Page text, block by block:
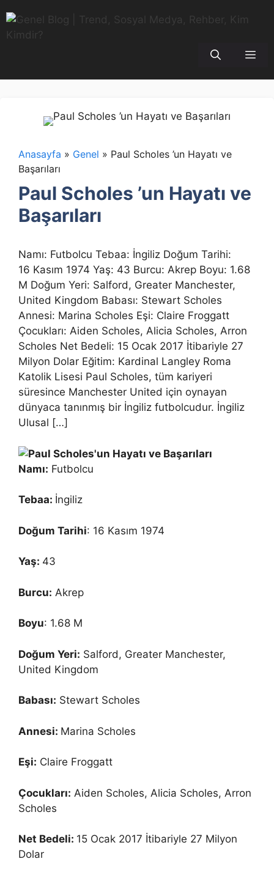
atla
Anasayfa » Genel » Paul Scholes ’un Hayatı ve
Başarıları
Paul Scholes ’un Hayatı ve
Başarıları
Namı: Futbolcu Tebaa: İngiliz Doğum Tarihi:
16 Kasım 1974 Yaş: 43 Burcu: Akrep Boyu: 1.68
M Doğum Yeri: Salford, Greater Manchester,
United Kingdom Babası: Stewart Scholes
Annesi: Marina Scholes Eşi: Claire Froggatt
Çocukları: Aiden Scholes, Alicia Scholes, Arron
Scholes Net Bedeli: 15 Ocak 2017 İtibariyle 27
Milyon Dolar Eğitim: Kardinal Langley Roma
Katolik Lisesi Paul Scholes, tüm kariyeri
süresince Manchester United için oynayan
dünyaca tanınmış bir İngiliz futbolcudur. İngiliz
Ulusal […]
Namı: Futbolcu
Tebaa: İngiliz
Doğum Tarihi: 16 Kasım 1974
Yaş: 43
Burcu: Akrep
Boyu: 1.68 M
Doğum Yeri: Salford, Greater Manchester,
United Kingdom
Babası: Stewart Scholes
Annesi: Marina Scholes
Eşi: Claire Froggatt
Çocukları: Aiden Scholes, Alicia Scholes, Arron
Scholes
Net Bedeli: 15 Ocak 2017 İtibariyle 27 Milyon
Dolar